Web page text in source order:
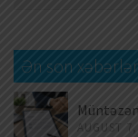
Ən son xəbərlər
AUGUST